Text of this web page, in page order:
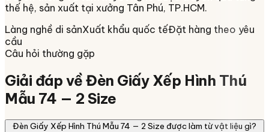
thế hệ, sản xuất tại xưởng Tân Phú, TP.HCM.
Làng nghề di sảnXuất khẩu quốc tếĐặt hàng theo yêu
cầu
Câu hỏi thường gặp
Giải đáp vềĐèn Giấy Xếp Hình Thú
Mẫu 74 — 2 Size
Đèn Giấy Xếp Hình Thú Mẫu 74 — 2 Size được làm từ vật liệu gì?